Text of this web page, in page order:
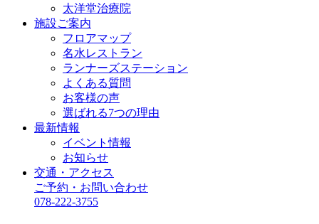
太洋堂治療院
施設ご案内
フロアマップ
名水レストラン
ランナーズステーション
よくある質問
お客様の声
選ばれる7つの理由
最新情報
イベント情報
お知らせ
交通・アクセス
ご予約・お問い合わせ
078-222-3755